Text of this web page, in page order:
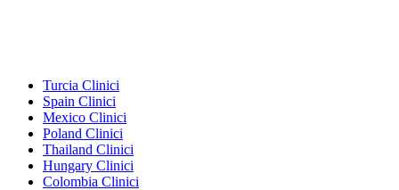
Turcia Clinici
Spain Clinici
Mexico Clinici
Poland Clinici
Thailand Clinici
Hungary Clinici
Colombia Clinici